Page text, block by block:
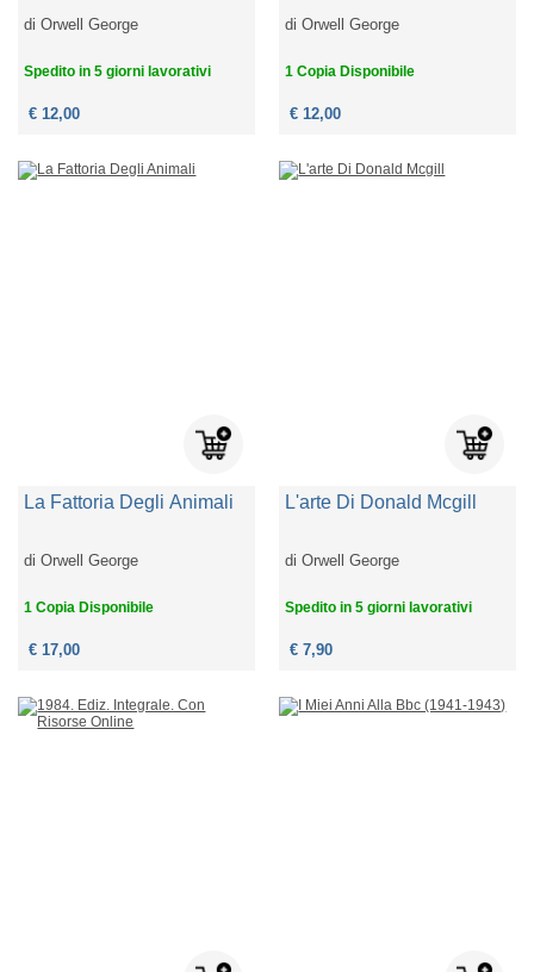
diOrwell George
Spedito in 5 giorni lavorativi
€ 12,00
diOrwell George
1 Copia Disponibile
€ 12,00
La Fattoria Degli Animali
diOrwell George
1 Copia Disponibile
€ 17,00
L'arte Di Donald Mcgill
diOrwell George
Spedito in 5 giorni lavorativi
€ 7,90